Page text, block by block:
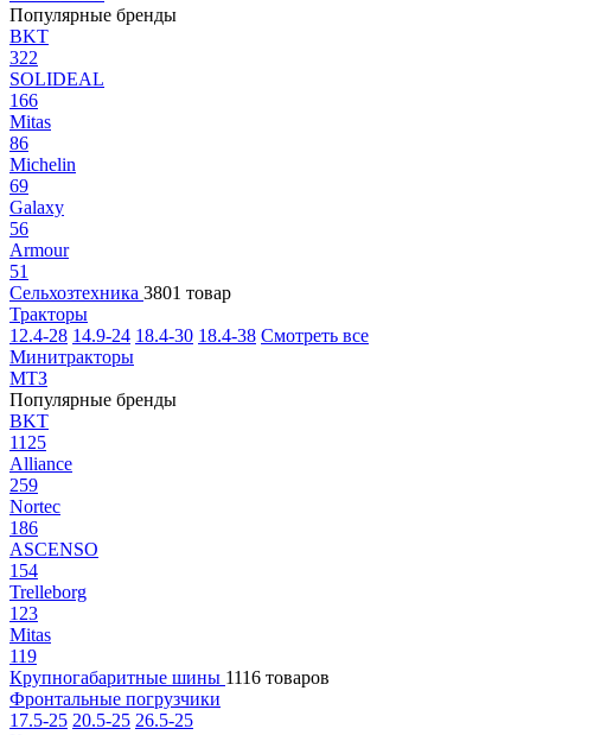
Популярные бренды
BKT
322
SOLIDEAL
166
Mitas
86
Michelin
69
Galaxy
56
Armour
51
Сельхозтехника 3801 товар
Тракторы
12.4-28 14.9-24 18.4-30 18.4-38 Смотреть все
Минитракторы
МТЗ
Популярные бренды
BKT
1125
Alliance
259
Nortec
186
ASCENSO
154
Trelleborg
123
Mitas
119
Крупногабаритные шины 1116 товаров
Фронтальные погрузчики
17.5-25 20.5-25 26.5-25